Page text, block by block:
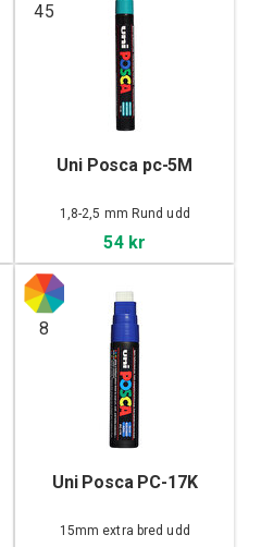
45
Uni Posca pc-5M
1,8-2,5 mm Rund udd
54 kr
8
Uni Posca PC-17K
15mm extra bred udd